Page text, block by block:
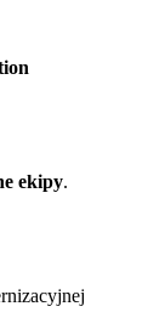
ekipy.